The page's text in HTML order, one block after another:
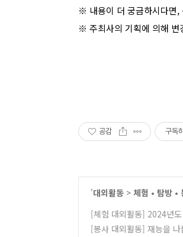
※ 내용이 더 궁금하시다면,
※ 주최사의 기획에 의해 변
공감 구독
'대외활동 > 체험 • 탐방 •
[체험 대외활동] 2024년
[봉사 대외활동] 재능을